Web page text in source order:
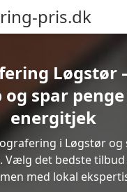
pris.dk
Løgstør
spar
energitjek
i Løgstør og
Vælg det bedste
med lokal